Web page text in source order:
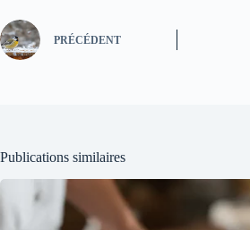
PRÉCÉDENT
Publications similaires